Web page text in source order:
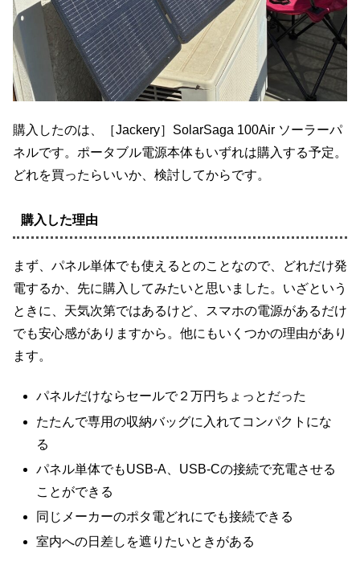
購入したのは、［Jackery］SolarSaga 100Air ソーラーパ
ネルです。ポータブル電源本体もいずれは購入する予定。
どれを買ったらいいか、検討してからです。
購入した理由
まず、パネル単体でも使えるとのことなので、どれだけ発
電するか、先に購入してみたいと思いました。いざという
ときに、天気次第ではあるけど、スマホの電源があるだけ
でも安心感がありますから。他にもいくつかの理由があり
ます。
パネルだけならセールで２万円ちょっとだった
たたんで専用の収納バッグに入れてコンパクトにな
る
パネル単体でもUSB-A、USB-Cの接続で充電させる
ことができる
同じメーカーのポタ電どれにでも接続できる
室内への日差しを遮りたいときがある